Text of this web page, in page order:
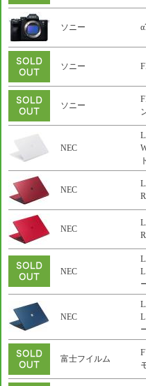
ソニー
ソニー
ソニー
NEC
NEC
NEC
NEC
NEC
富士フイルム